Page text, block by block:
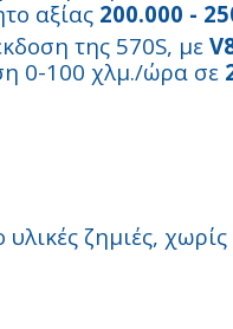
αξίας 200.000 -
της 570S, με
0-100 χλμ./ώρα σε
ζημιές,